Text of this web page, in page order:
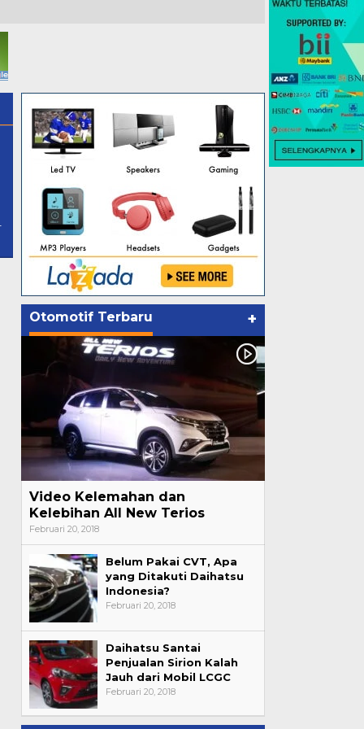
Otomotif Terbaru +
Video Kelemahan dan
Kelebihan All New Terios
Februari 20, 2018
Belum Pakai CVT, Apa
yang Ditakuti Daihatsu
Indonesia?
Februari 20, 2018
Daihatsu Santai
Penjualan Sirion Kalah
Jauh dari Mobil LCGC
Februari 20, 2018